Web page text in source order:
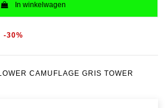
In winkelwagen
-30%
CAMUFLAGE GRIS TOWER